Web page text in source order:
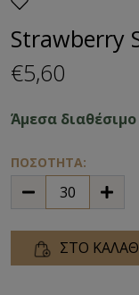
Strawberry
€5,60
Άμεσα διαθέσιμο
ΠΟΣΟΤΗΤΑ:
ΣΤΟ